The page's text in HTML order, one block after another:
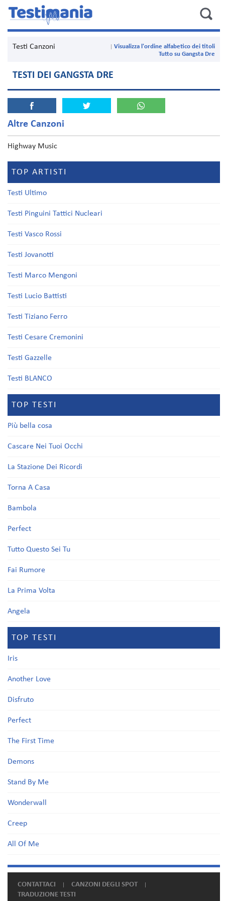
Testi Canzoni
Visualizza l'ordine alfabetico dei titoli
Tutto su Gangsta Dre
TESTI DEI GANGSTA DRE
Altre Canzoni
Highway Music
TOP ARTISTI
Testi Ultimo
Testi Pinguini Tattici Nucleari
Testi Vasco Rossi
Testi Jovanotti
Testi Marco Mengoni
Testi Lucio Battisti
Testi Tiziano Ferro
Testi Cesare Cremonini
Testi Gazzelle
Testi BLANCO
TOP TESTI
Più bella cosa
Cascare Nei Tuoi Occhi
La Stazione Dei Ricordi
Torna A Casa
Bambola
Perfect
Tutto Questo Sei Tu
Fai Rumore
La Prima Volta
Angela
TOP TESTI
Iris
Another Love
Disfruto
Perfect
The First Time
Demons
Stand By Me
Wonderwall
Creep
All Of Me
CONTATTACI
CANZONI DEGLI SPOT
TRADUZIONE TESTI